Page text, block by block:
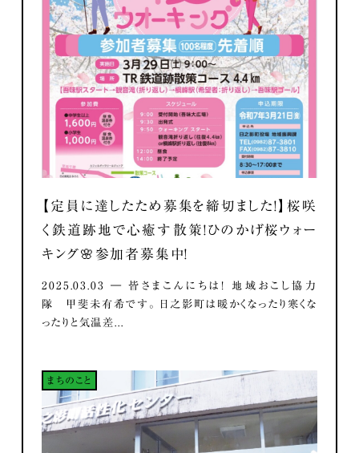
【定員に達したため募集を締切ました！】桜咲
く鉄道跡地で心癒す散策！ひのかげ桜ウォー
キング🌸参加者募集中！
2025.03.03 ― 皆さまこんにちは！ 地域おこし協力
隊 甲斐未有希です。 日之影町は暖かくなったり寒くな
ったりと気温差...
まちのこと